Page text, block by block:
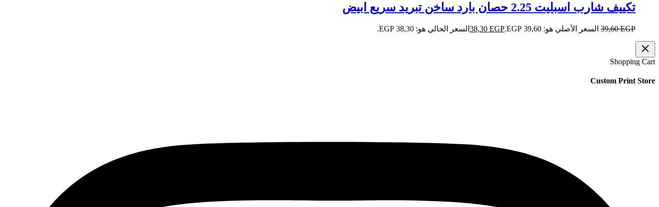
تكييف شارب اسبليت 2.25 حصان بارد ساخن تبريد سريع ابيض
39,60EGP السعر الأصلي هو: 39,60 EGP. 38,30 EGP السعر الحالي هو: 38,30 EGP.
Shopping Cart
Custom Print Store